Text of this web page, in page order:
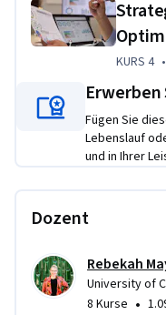
impact.
The projects
apply course
challenges, such as
optimizing content for
will synthesize
scaling techniques to
professional content
KURS 4,
KURS 4 •
Fügen Sie
Lebenslauf
und in Ihrer
Dozent
Rebekah
University of
8 Kurse •